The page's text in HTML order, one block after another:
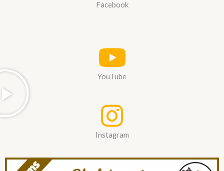
Facebook
YouTube
Instagram